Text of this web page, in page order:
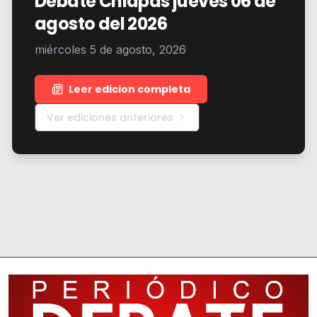
agosto del 2026
miércoles 5 de agosto, 2026
Leer edicion completa
Ver ediciones anteriores